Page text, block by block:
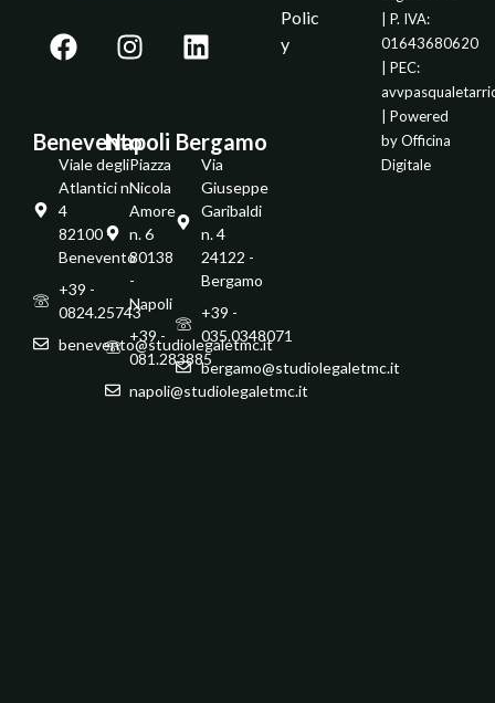
Benevento
Viale degli
Atlantici n.
4
82100 -
Benevento
+39 -
0824.25743
benevento@studiolegaletmc.it
Napoli
Piazza
Nicola
Amore
n. 6
80138
-
Napoli
+39 -
081.283885
napoli@studiolegaletmc.it
Bergamo
Via
Giuseppe
Garibaldi
n. 4
24122 -
Bergamo
+39 -
035.0348071
bergamo@studiolegaletmc.it
Polic
y
| P. IVA:
01643680620
| PEC:
| Powered
byOfficina
Digitale